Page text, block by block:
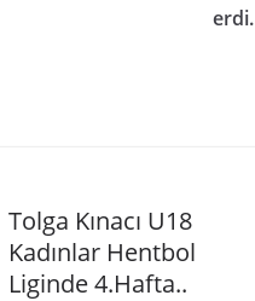
erdi.
Tolga Kınacı U18
Kadınlar Hentbol
Liginde 4.Hafta..